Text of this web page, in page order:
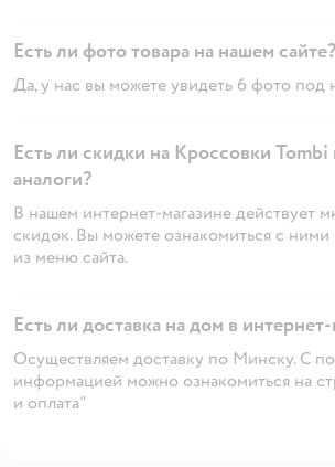
Есть ли фото товара на нашем сайте?
Да, у нас вы можете увидеть 6 фото под
Есть ли скидки на Кроссовки Tombi
аналоги?
В нашем интернет-магазине действует
скидок. Вы можете ознакомиться с ними
из меню сайта.
Есть ли доставка на дом в
Осуществляем доставку по Минску. С
информацией можно ознакомиться на
и оплата"